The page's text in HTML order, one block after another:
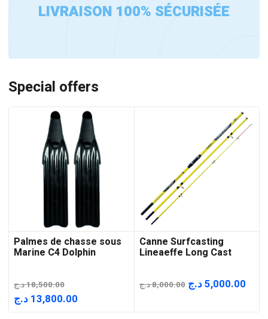
LIVRAISON 100% SÉCURISÉE
Special offers
Palmes de chasse sous
Marine C4 Dolphin
18,500.00د.ج
Le 13,800.00 د.ج
Canne Surfcasting
Lineaeffe Long Cast
8,000.00د.ج
Le 5,000.00د.ج
Le